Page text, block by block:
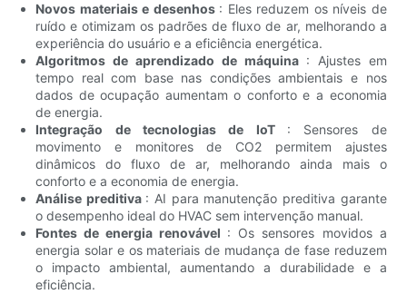
Novos materiais e desenhos : Eles reduzem os níveis de
ruído e otimizam os padrões de fluxo de ar, melhorando a
experiência do usuário e a eficiência energética.
Algoritmos de aprendizado de máquina : Ajustes em
tempo real com base nas condições ambientais e nos
dados de ocupação aumentam o conforto e a economia
de energia.
Integração de tecnologias de IoT : Sensores de
movimento e monitores de CO2 permitem ajustes
dinâmicos do fluxo de ar, melhorando ainda mais o
conforto e a economia de energia.
Análise preditiva : AI para manutenção preditiva garante
o desempenho ideal do HVAC sem intervenção manual.
Fontes de energia renovável : Os sensores movidos a
energia solar e os materiais de mudança de fase reduzem
o impacto ambiental, aumentando a durabilidade e a
eficiência.